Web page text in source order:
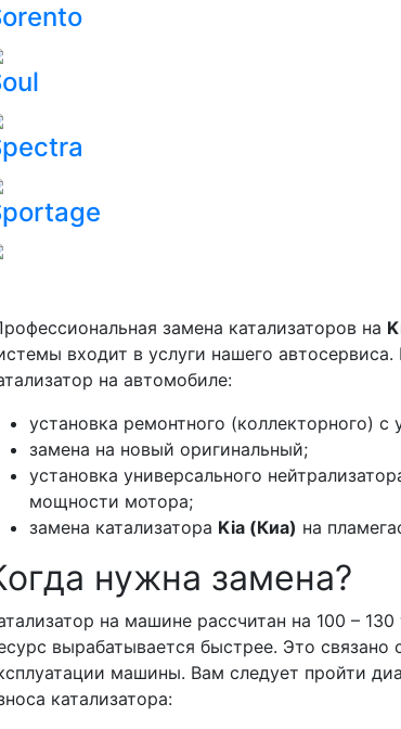
замена катализаторов на
входит в услуги нашего
на автомобиле:
установка ремонтного (коллекторного) с
замена на новый оригинальный;
установка универсального
мощности мотора;
замена катализатора Kia (Киа) на
нужна замена?
на машине рассчитан на 100 –
вырабатывается быстрее. Это
машины. Вам следует пройти
катализатора: